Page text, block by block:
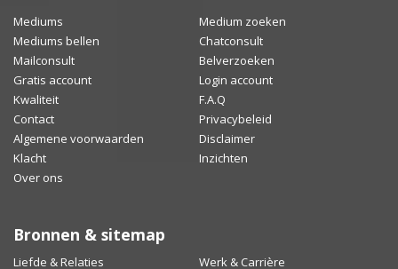
Mediums
Medium zoeken
Mediums bellen
Chatconsult
Mailconsult
Belverzoeken
Gratis account
Login account
Kwaliteit
F.A.Q
Contact
Privacybeleid
Algemene voorwaarden
Disclaimer
Klacht
Inzichten
Over ons
Bronnen & sitemap
Liefde & Relaties Werk & Carrière